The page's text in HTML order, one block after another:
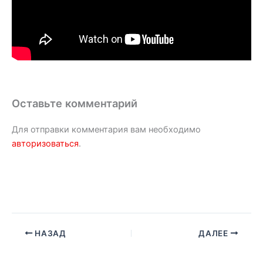
Оставьте комментарий
Для отправки комментария вам необходимо
авторизоваться.
НАЗАД ДАЛЕЕ